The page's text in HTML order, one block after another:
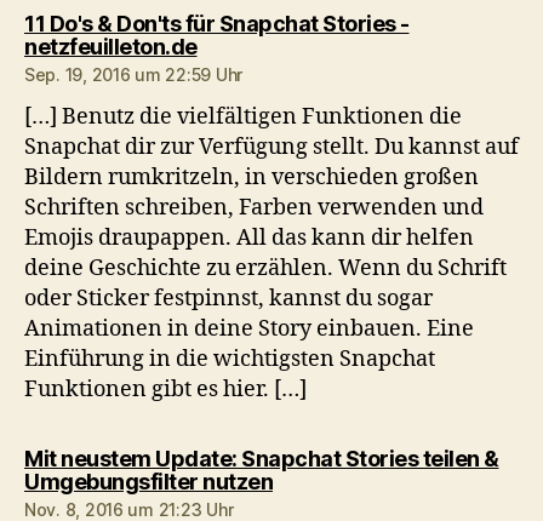
11 Do's & Don'ts für Snapchat Stories -
netzfeuilleton.desagt:
Sep. 19, 2016 um 22:59 Uhr
[…] Benutz die vielfältigen Funktionen die
Snapchat dir zur Verfügung stellt. Du kannst auf
Bildern rumkritzeln, in verschieden großen
Schriften schreiben, Farben verwenden und
Emojis draupappen. All das kann dir helfen
deine Geschichte zu erzählen. Wenn du Schrift
oder Sticker festpinnst, kannst du sogar
Animationen in deine Story einbauen. Eine
Einführung in die wichtigsten Snapchat
Funktionen gibt es hier. […]
Mit neustem Update: Snapchat Stories teilen &
Umgebungsfilter nutzensagt:
Nov. 8, 2016 um 21:23 Uhr